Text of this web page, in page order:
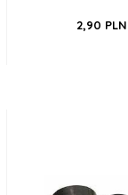
2,90 PLN